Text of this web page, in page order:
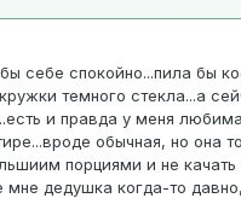
себе спокойно...пила бы
темного стекла...а
и правда у меня
обычная, но она
порциями и не качать
мне дедушка когда-то